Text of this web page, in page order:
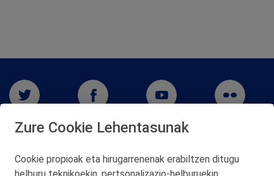
Zure Cookie Lehentasunak
Cookie propioak eta hirugarrenenak erabiltzen ditugu